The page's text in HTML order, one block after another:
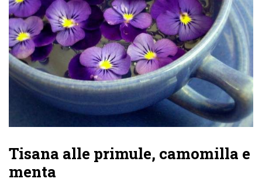
Tisana alle primule, camomilla e
menta